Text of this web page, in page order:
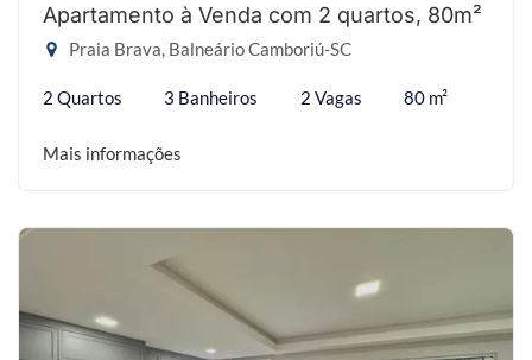
Apartamento à Venda com 2 quartos, 80m²
Praia Brava, Balneário Camboriú-SC
2 Quartos 3 Banheiros 2 Vagas 80 m²
Mais informações